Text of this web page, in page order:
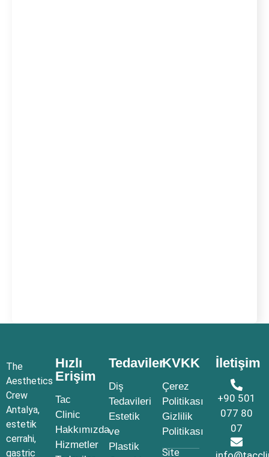
The
Aesthetics
Crew
Antalya,
estetik
cerrahi,
gastric
Hızlı
Erişim
Tac
Clinic
Hakkımızda
Hizmetler
Tedaviler
Diş
Tedavileri
Estetik
ve
Plastik
KVKK
Çerez
Politikası
Gizlilik
Politikası
Site
İletişim
+90 501
077 80
07